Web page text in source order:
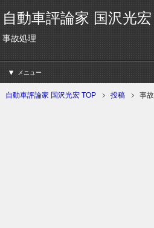
自動車評論家 国沢光宏
事故処理
メニュー
自動車評論家 国沢光宏 TOP 投稿 事